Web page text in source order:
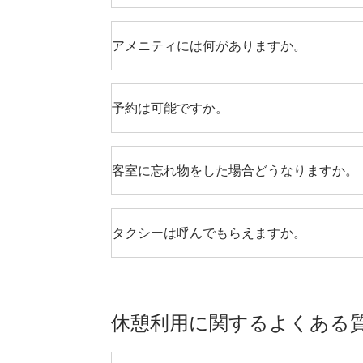
アメニティには何がありますか。
予約は可能ですか。
客室に忘れ物をした場合どうなりますか。
タクシーは呼んでもらえますか。
休憩利用に関するよくある